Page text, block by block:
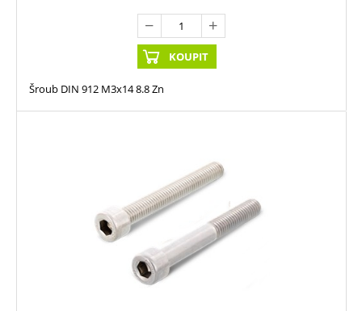
KOUPIT
Šroub DIN 912 M3x14 8.8 Zn